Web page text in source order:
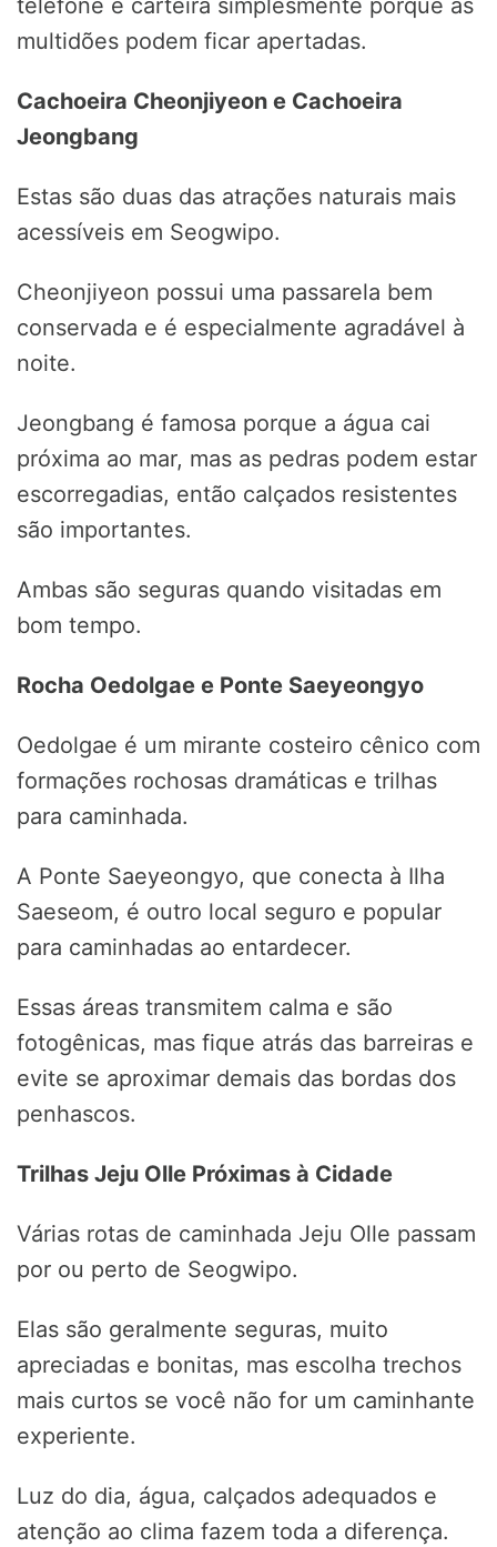
telefone e carteira simplesmente porque as
multidões podem ficar apertadas.
Cachoeira Cheonjiyeon e Cachoeira
Jeongbang
Estas são duas das atrações naturais mais
acessíveis em Seogwipo.
Cheonjiyeon possui uma passarela bem
conservada e é especialmente agradável à
noite.
Jeongbang é famosa porque a água cai
próxima ao mar, mas as pedras podem estar
escorregadias, então calçados resistentes
são importantes.
Ambas são seguras quando visitadas em
bom tempo.
Rocha Oedolgae e Ponte Saeyeongyo
Oedolgae é um mirante costeiro cênico com
formações rochosas dramáticas e trilhas
para caminhada.
A Ponte Saeyeongyo, que conecta à Ilha
Saeseom, é outro local seguro e popular
para caminhadas ao entardecer.
Essas áreas transmitem calma e são
fotogênicas, mas fique atrás das barreiras e
evite se aproximar demais das bordas dos
penhascos.
Trilhas Jeju Olle Próximas à Cidade
Várias rotas de caminhada Jeju Olle passam
por ou perto de Seogwipo.
Elas são geralmente seguras, muito
apreciadas e bonitas, mas escolha trechos
mais curtos se você não for um caminhante
experiente.
Luz do dia, água, calçados adequados e
atenção ao clima fazem toda a diferença.